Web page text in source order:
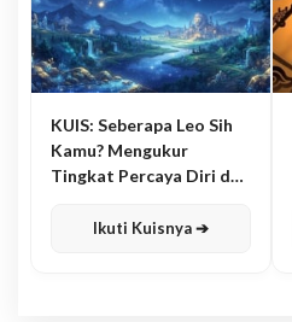
KUIS: Seberapa Leo Sih
Kamu? Mengukur
Tingkat Percaya Diri dan
Ikuti Kuisnya ➔